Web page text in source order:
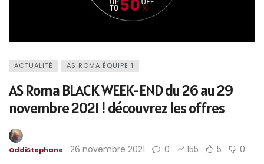
ACTUALITÉ AS ROMA ÉQUIPE 1
AS Roma BLACK WEEK-END du 26 au 29
novembre 2021 ! découvrez les offres
OddiStephane 26 novembre 2021 0 155 5 0